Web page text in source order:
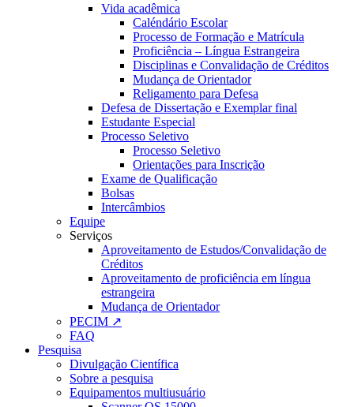
Vida acadêmica
Caléndário Escolar
Processo de Formação e Matrícula
Proficiência – Língua Estrangeira
Disciplinas e Convalidação de Créditos
Mudança de Orientador
Religamento para Defesa
Defesa de Dissertação e Exemplar final
Estudante Especial
Processo Seletivo
Processo Seletivo
Orientações para Inscrição
Exame de Qualificação
Bolsas
Intercâmbios
Equipe
Serviços
Aproveitamento de Estudos/Convalidação de
Créditos
Aproveitamento de proficiência em língua
estrangeira
Mudança de Orientador
PECIM ↗
FAQ
Pesquisa
Divulgação Científica
Sobre a pesquisa
Equipamentos multiusuário